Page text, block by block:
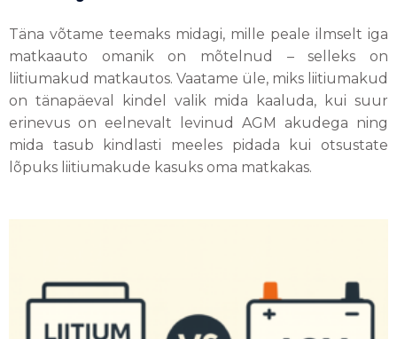
Täna võtame teemaks midagi, mille peale ilmselt iga
matkaauto omanik on mõtelnud – selleks on
liitiumakud matkautos. Vaatame üle, miks liitiumakud
on tänapäeval kindel valik mida kaaluda, kui suur
erinevus on eelnevalt levinud AGM akudega ning
mida tasub kindlasti meeles pidada kui otsustate
lõpuks liitiumakude kasuks oma matkakas.